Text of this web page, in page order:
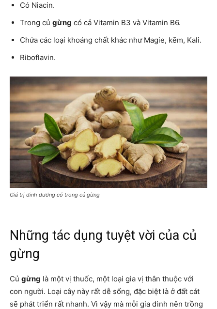
Có Niacin.
Trong củ gừng có cả Vitamin B3 và Vitamin B6.
Chứa các loại khoáng chất khác như Magie, kẽm, Kali.
Riboflavin.
Giá trị dinh dưỡng có trong củ gừng
Những tác dụng tuyệt vời của củ
gừng
Củ gừng là một vị thuốc, một loại gia vị thân thuộc với
con người. Loại cây này rất dễ sống, đặc biệt là ở đất cát
sẽ phát triển rất nhanh. Vì vậy mà mỗi gia đình nên trồng